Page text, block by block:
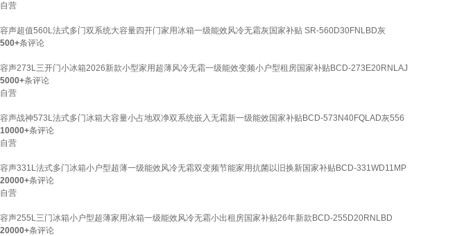
自营
容声超值560L法式多门双系统大容量四开门家用冰箱一级能效风冷无霜灰国家补贴 SR-560D30FNLBD灰
500+条评论
容声273L三开门小冰箱2026新款小型家用超薄风冷无霜一级能效变频小户型租房国家补贴BCD-273E20RNLAJ
5000+条评论
自营
容声战神573L法式多门冰箱大容量小占地双净双系统嵌入无霜新一级能效国家补贴BCD-573N40FQLAD灰556
10000+条评论
自营
容声331L法式多门冰箱小户型超薄一级能效风冷无霜双变频节能家用抗菌以旧换新国家补贴BCD-331WD11MP
20000+条评论
自营
容声255L三门冰箱小户型超薄家用冰箱一级能效风冷无霜小出租房国家补贴26年新款BCD-255D20RNLBD
20000+条评论